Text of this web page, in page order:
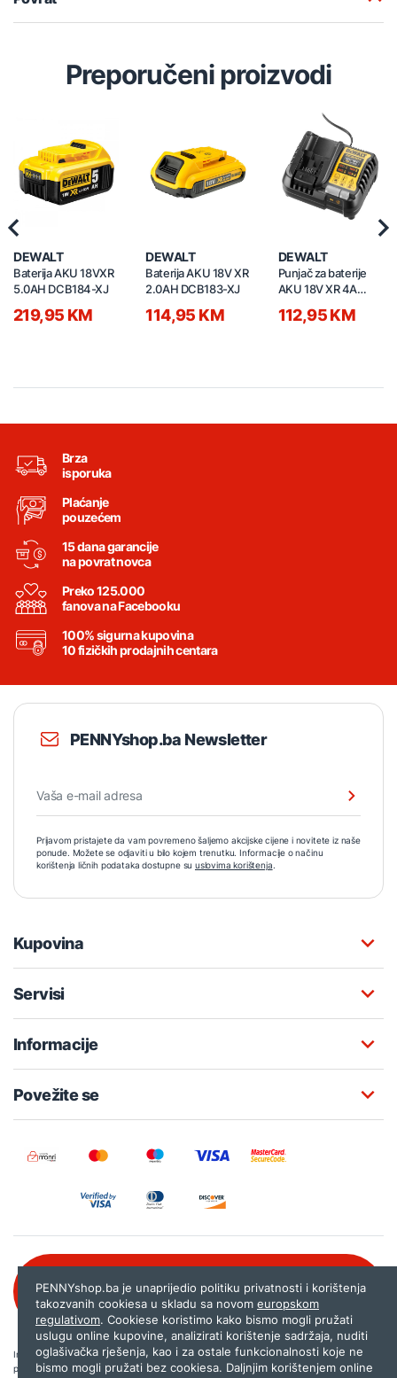
Preporučeni proizvodi
DEWALT
Baterija AKU 18VXR
5.0AH DCB184-XJ
219,95 KM
DEWALT
Baterija AKU 18V XR
2.0AH DCB183-XJ
114,95 KM
DEWALT
Punjač za baterije
AKU 18V XR 4A
112,95 KM
Brza
isporuka
Plaćanje
pouzećem
15 dana garancije
na povrat novca
Preko 125.000
fanova na Facebooku
100% sigurna kupovina
10 fizičkih prodajnih centara
PENNYshop.ba Newsletter
Prijavom pristajete da vam povremeno šaljemo akcijske cijene i novitete iz naše
ponude. Možete se odjaviti u bilo kojem trenutku. Informacije o načinu
korištenja ličnih podataka dostupne su uslovima korištenja.
Kupovina
Servisi
Informacije
Povežite se
080 020 261
Internet trgovina PENNYshop.ba nastoji objavljivati samo provjerene i pravilne
podatke. Ako na našoj stranici otkrijete neistinite, odnosno neadekvatne informacije,
PENNYshop.ba je unaprijedio politiku privatnosti i korištenja
takozvanih cookiesa u skladu sa novom europskom
regulativom. Cookiese koristimo kako bismo mogli pružati
uslugu online kupovine, analizirati korištenje sadržaja, nuditi
oglašivačka rješenja, kao i za ostale funkcionalnosti koje ne
bismo mogli pružati bez cookiesa. Daljnjim korištenjem online